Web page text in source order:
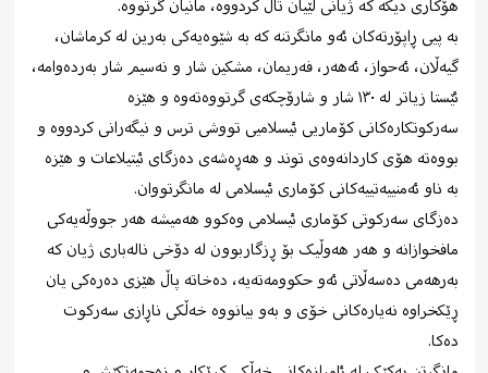
هۆکاری دیکە کە ژیانی لێیان تاڵ کردووە، مانیان گرتووە.
بە پیی ڕاپۆرتەکان ئەو مانگرتنە کە بە شێوەیەکی بەرین لە کرماشان،
گیەڵان، ئەحواز، ئەهەر، فەریمان، مشکین شار و نەسیم شار بەردەوامە،
ئێستا زیاتر لە ١٣٠ شار و شارۆچکەی گرتووەتەوە و هێزە
سەرکوتکارەکانی کۆماریی ئیسلامیی تووشی ترس و نیگەرانی کردووە و
بووەتە هۆی کاردانەوەی توند و هەڕەشەی دەزگای ئیتیلاعات و هێزە
بە ناو ئەمنییەتییەکانی کۆماری ئیسلامی لە مانگرتووان.
دەزگای سەرکوتی کۆماری ئیسلامی وەکوو هەمیشە هەر جووڵەیەکی
مافخوازانە و هەر هەوڵیک بۆ ڕزگاربوون لە دۆخی نالەباری ژیان کە
بەرهەمی دەسەڵاتی ئەو حکوومەتەیە، دەخاتە پاڵ هێزی دەرەکی یان
ڕێکخراوە نەیارەکانی خۆی و بەو بیانووە خەڵکی ناڕازی سەرکوت
دەکا.